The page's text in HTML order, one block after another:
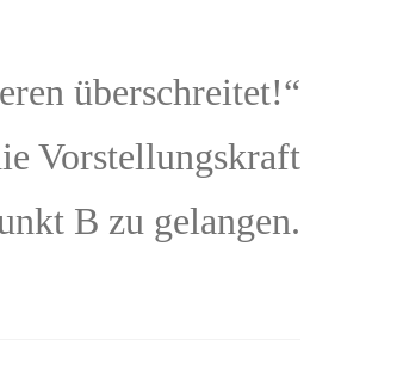
überschreitet!“
Vorstellungskraft
B zu gelangen.